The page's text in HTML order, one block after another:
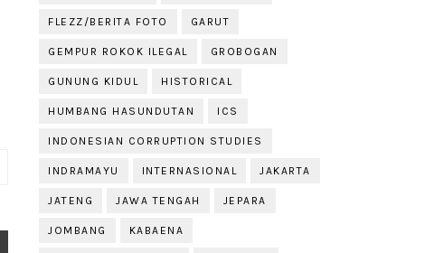
FLEZZ/BERITA FOTO GARUT
GEMPUR ROKOK ILEGAL GROBOGAN
GUNUNG KIDUL HISTORICAL
HUMBANG HASUNDUTAN ICS
INDONESIAN CORRUPTION STUDIES
INDRAMAYU INTERNASIONAL JAKARTA
JATENG JAWA TENGAH JEPARA
JOMBANG KABAENA